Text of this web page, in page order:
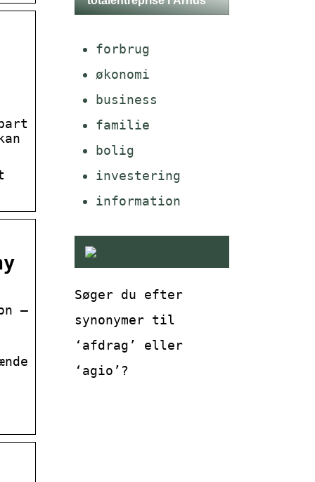
–
forbrug
økonomi
business
familie
bolig
investering
information
Søger du efter
synonymer til
‘afdrag’ eller
‘agio’?